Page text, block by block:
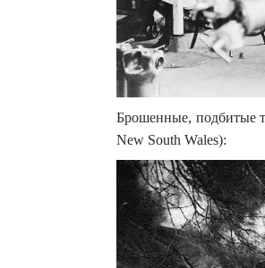
Брошенные, подбитые
New South Wales):